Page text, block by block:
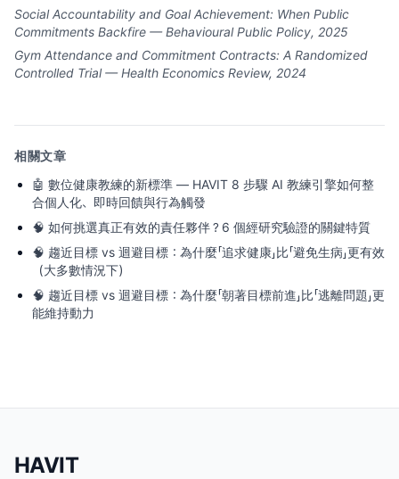
Social Accountability and Goal Achievement: When Public
Commitments Backfire — Behavioural Public Policy, 2025
Gym Attendance and Commitment Contracts: A Randomized
Controlled Trial — Health Economics Review, 2024
相關文章
🤖 數位健康教練的新標準 — HAVIT 8 步驟 AI 教練引擎如何整
合個人化、即時回饋與行為觸發
🧠 如何挑選真正有效的責任夥伴？6 個經研究驗證的關鍵特質
🧠 趨近目標 vs 迴避目標：為什麼「追求健康」比「避免生病」更有效
（大多數情況下）
🧠 趨近目標 vs 迴避目標：為什麼「朝著目標前進」比「逃離問題」更
能維持動力
HAVIT